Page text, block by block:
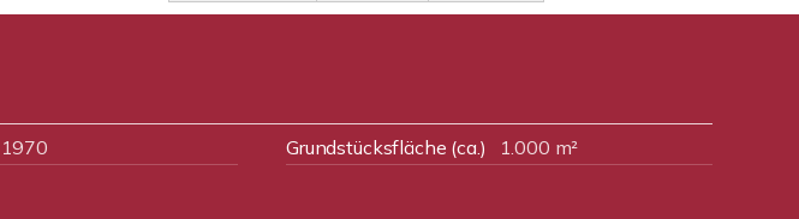
1970 Grundstücksfläche (ca.) 1.000 m²